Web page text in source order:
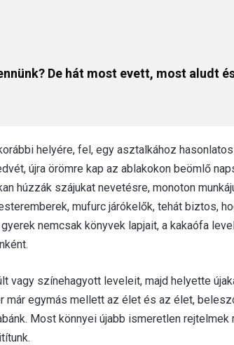
De hát most evett, most aludt
helyére, fel, egy asztalkához
újra örömre kap az ablakokon beömlő
húzzák szájukat nevetésre, monoton
mufurc járókelők, tehát biztos,
nemcsak könyvek lapjait, a kakaófa
vagy színehagyott leveleit, majd helyette
egymás mellett az élet és az élet,
Most könnyei újabb ismeretlen rejtelmek